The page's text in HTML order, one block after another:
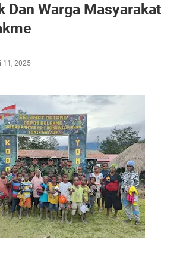
Dan Warga Masyarakat
11, 2025